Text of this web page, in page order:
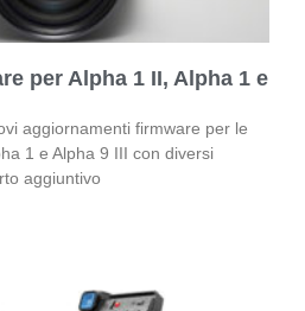
per Alpha 1 II, Alpha 1 e
aggiornamenti firmware per le
1 e Alpha 9 III con diversi
aggiuntivo